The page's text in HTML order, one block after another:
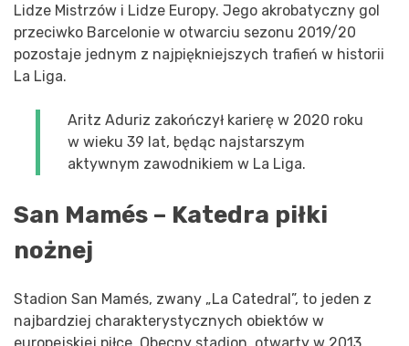
Lidze Mistrzów i Lidze Europy. Jego akrobatyczny gol
przeciwko Barcelonie w otwarciu sezonu 2019/20
pozostaje jednym z najpiękniejszych trafień w historii
La Liga.
Aritz Aduriz zakończył karierę w 2020 roku
w wieku 39 lat, będąc najstarszym
aktywnym zawodnikiem w La Liga.
San Mamés – Katedra piłki
nożnej
Stadion San Mamés, zwany „La Catedral”, to jeden z
najbardziej charakterystycznych obiektów w
europejskiej piłce. Obecny stadion, otwarty w 2013